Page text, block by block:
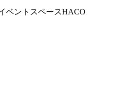
ントスペースHACO